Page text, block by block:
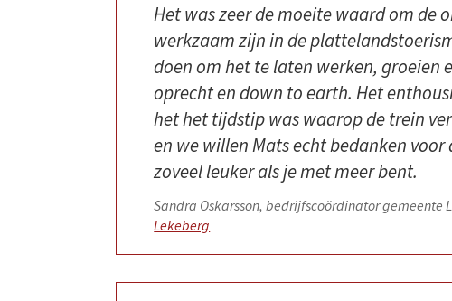
Het was zeer de moeite waard om de
werkzaam zijn in de
doen om het te laten werken, groeien
oprecht en down to earth. Het
het het tijdstip was waarop de trein
en we willen Mats echt bedanken
zoveel leuker als je met meer bent.
Sandra Oskarsson, bedrijfscoördinator gemeente
Lekeberg